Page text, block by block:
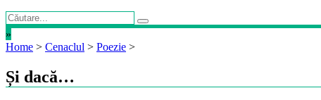
»
Home > Cenaclul > Poezie >
Și dacă…